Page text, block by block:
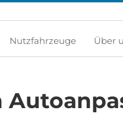
Nutzfahrzeuge Über